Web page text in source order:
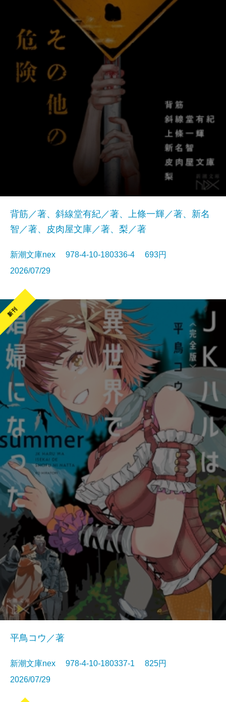
背筋／著、斜線堂有紀／著、上條一輝／著、新名
智／著、皮肉屋文庫／著、梨／著
新潮文庫nex 978-4-10-180336-4 693円
2026/07/29
新刊
平鳥コウ／著
新潮文庫nex 978-4-10-180337-1 825円
2026/07/29